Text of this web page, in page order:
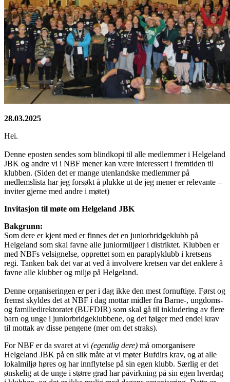
28.03.2025
Hei.
Denne eposten sendes som blindkopi til alle medlemmer i Helgeland
JBK og andre vi i NBF mener kan være interessert i fremtiden til
klubben. (Siden det er mange utenlandske medlemmer på
medlemslista har jeg forsøkt å plukke ut de jeg mener er relevante –
inviter gjerne med andre i møtet)
Invitasjon til møte om Helgeland JBK
Bakgrunn:
Som dere er kjent med er finnes det en juniorbridgeklubb på
Helgeland som skal favne alle juniormiljøer i distriktet. Klubben er
med NBFs velsignelse, opprettet som en paraplyklubb i kretsens
regi. Tanken bak det var at ved å involvere kretsen var det enklere å
favne alle klubber og miljø på Helgeland.
Denne organiseringen er per i dag ikke den mest fornuftige. Først og
fremst skyldes det at NBF i dag mottar midler fra Barne-, ungdoms-
og familiedirektoratet (BUFDIR) som skal gå til inkludering av flere
barn og unge i juniorbridgeklubbene, og det følger med endel krav
til mottak av disse pengene (mer om det straks).
For NBF er da svaret at vi (egentlig dere) må omorganisere
Helgeland JBK på en slik måte at vi møter Bufdirs krav, og at alle
lokalmiljø høres og har innflytelse på sin egen klubb. Særlig er det
ønskelig at de unge i større grad har påvirkning på sin egen hverdag